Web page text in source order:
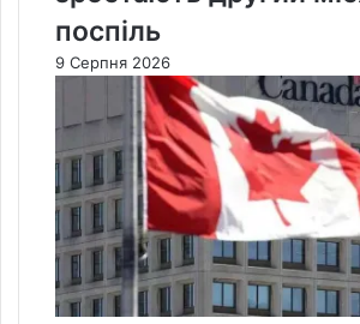
поспіль
9 Серпня 2026